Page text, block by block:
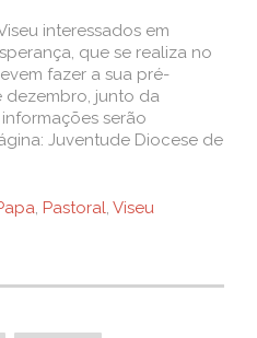
interessados em
que se realiza no
fazer a sua pré-
dezembro, junto da
serão
Juventude Diocese de
, Pastoral, Viseu